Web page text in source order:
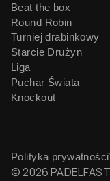
Beat the box
Round Robin
Turniej drabinkowy
Starcie Drużyn
Liga
Puchar Świata
Knockout
© 2026 PADELFAST
Polityka prywatności